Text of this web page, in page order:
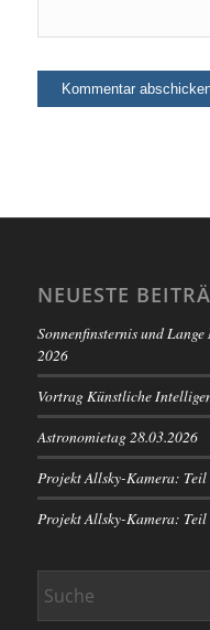
NEUESTE
Sonnenfinsternis und
2026
Vortrag Künstliche
Astronomietag 28.03.2026
Projekt Allsky-Kamera:
Projekt Allsky-Kamera: Teil